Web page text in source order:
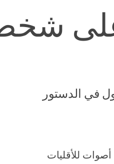
في الدستور
للأقليات